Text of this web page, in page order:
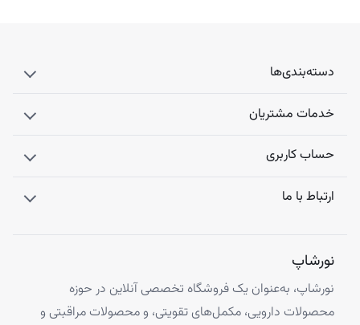
دسته‌بندی‌ها
خدمات مشتریان
حساب کاربری
ارتباط با ما
نورشاپ
نورشاپ، به‌عنوان یک فروشگاه تخصصی آنلاین در حوزه
محصولات دارویی، مکمل‌های تقویتی، و محصولات مراقبتی و